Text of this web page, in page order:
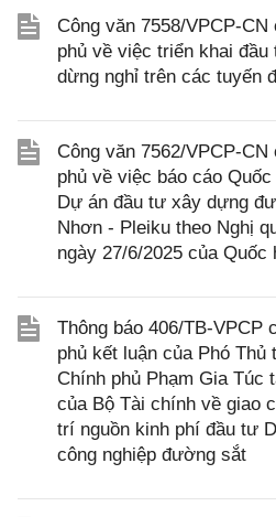
Công văn 7558/VPCP-
phủ về việc triển khai
dừng nghỉ trên các tuyến
Công văn 7562/VPCP-
phủ về việc báo cáo
Dự án đầu tư xây dựng
Nhơn - Pleiku theo Nghị
ngày 27/6/2025 của Quốc
Thông báo 406/TB-VPCP
phủ kết luận của Phó
Chính phủ Phạm Gia Túc
của Bộ Tài chính về giao
trí nguồn kinh phí đầu tư
công nghiệp đường sắt